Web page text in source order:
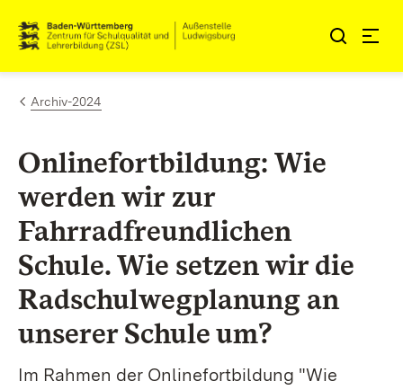
Zum Inhalt springen
Link zur Startseite
Archiv-2024
Onlinefortbildung: Wie
werden wir zur
Fahrradfreundlichen
Schule. Wie setzen wir die
Radschulwegplanung an
unserer Schule um?
Im Rahmen der Onlinefortbildung "Wie